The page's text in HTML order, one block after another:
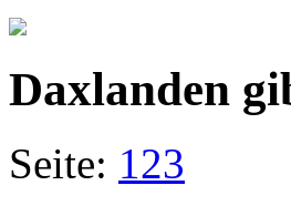
Daxlanden
Seite: 123